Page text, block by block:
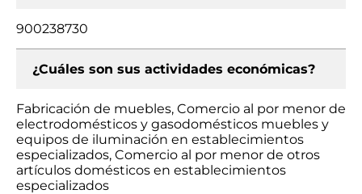
900238730
¿Cuáles son sus actividades económicas?
Fabricación de muebles, Comercio al por menor de
electrodomésticos y gasodomésticos muebles y
equipos de iluminación en establecimientos
especializados, Comercio al por menor de otros
artículos domésticos en establecimientos
especializados